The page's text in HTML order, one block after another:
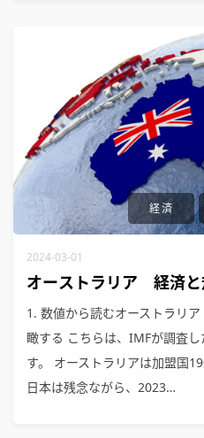
経済
2024-03-01
オーストラリア 経済と
1. 数値から読むオーストラリ
瞰する こちらは、IMFが調査
す。 オーストラリアは加盟国
日本は残念ながら、2023…